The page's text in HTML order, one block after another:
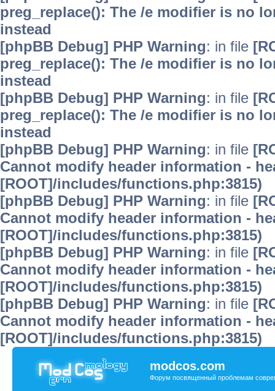
preg_replace(): The /e modifier is no
instead
[phpBB Debug] PHP Warning: in file
preg_replace(): The /e modifier is no
instead
[phpBB Debug] PHP Warning: in file
preg_replace(): The /e modifier is no
instead
[phpBB Debug] PHP Warning: in file
Cannot modify header information -
[ROOT]/includes/functions.php:3815)
[phpBB Debug] PHP Warning: in file
Cannot modify header information -
[ROOT]/includes/functions.php:3815)
[phpBB Debug] PHP Warning: in file
Cannot modify header information -
[ROOT]/includes/functions.php:3815)
[phpBB Debug] PHP Warning: in file
Cannot modify header information -
[ROOT]/includes/functions.php:3815)
modcos.com
Форум посвященный проблемам